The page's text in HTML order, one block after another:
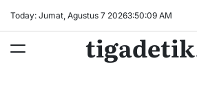
Today: Jumat, Agustus 7 20263:50:09 AM